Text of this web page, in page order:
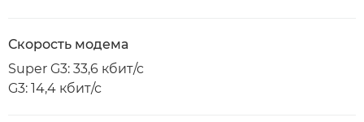
Скорость модема
Super G3: 33,6 кбит/с
G3: 14,4 кбит/с